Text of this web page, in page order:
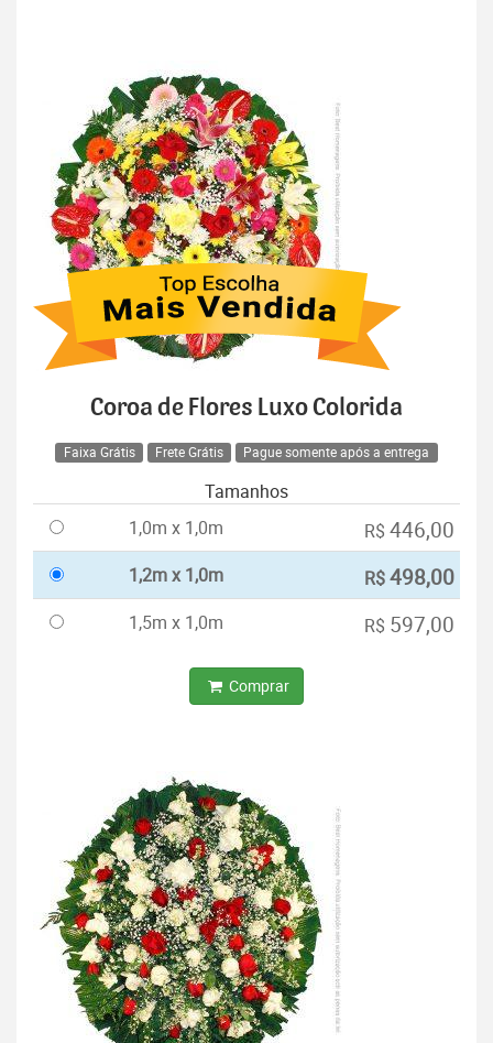
Coroa de Flores Luxo Colorida
Faixa Grátis Frete Grátis Pague somente após a entrega
Tamanhos
1,0m x 1,0m
R$ 446,00
1,2m x 1,0m R$498,00
1,5m x 1,0m R$ 597,00
Comprar